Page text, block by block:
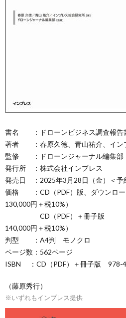
書名 ：ドローンビジネス調査報告
著者 ：春原久徳、青山祐介、イン
監修 ：ドローンジャーナル編集部
発行所 ：株式会社インプレス
発売日 ：2025年3月28日（金）＜予
価格 ：CD（PDF）版、ダウンロ
130,000円＋税10%）
CD（PDF）＋冊子版
140,000円＋税10%）
判型 ：A4判 モノクロ
ページ数：562ページ
ISBN ：CD（PDF）＋冊子版 978-
（藤原秀行）
※いずれもインプレス提供